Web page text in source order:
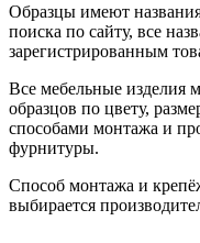
Образцы имеют
поиска по сайту, все
зарегистрированным
Все мебельные изделия
образцов по цвету,
способами монтажа и
фурнитуры.
Способ монтажа и
выбирается